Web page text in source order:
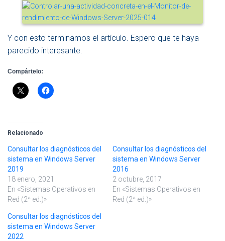
Y con esto terminamos el artículo. Espero que te haya
parecido interesante.
Compártelo:
Relacionado
Consultar los diagnósticos del
sistema en Windows Server
2019
18 enero, 2021
En «Sistemas Operativos en
Red (2ª ed.)»
Consultar los diagnósticos del
sistema en Windows Server
2016
2 octubre, 2017
En «Sistemas Operativos en
Red (2ª ed.)»
Consultar los diagnósticos del
sistema en Windows Server
2022